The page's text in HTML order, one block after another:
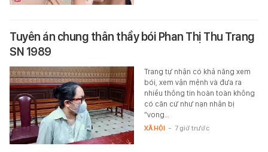
Tuyên án chung thân thầy bói Phan Thị Thu Trang
SN 1989
Trang tự nhận có khả năng xem
bói, xem vận mệnh và đưa ra
nhiều thông tin hoàn toàn không
có căn cứ như nạn nhân bị
“vong…
XÃ HỘI - 7 giờ trước